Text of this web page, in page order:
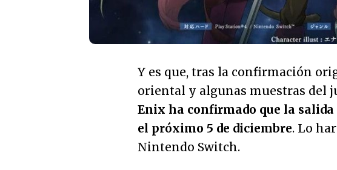
Y es que, tras la confirmación
oriental y algunas muestras del
Enix ha confirmado que la
el próximo 5 de diciembre. Lo
Nintendo Switch.